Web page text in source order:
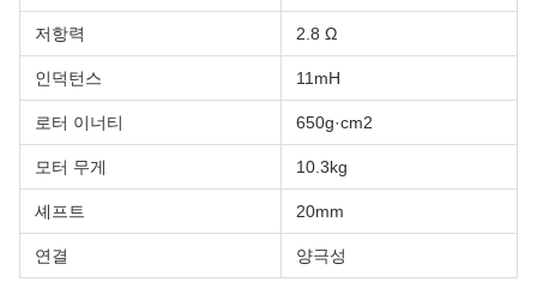
저항력 2.8 Ω
인덕턴스 11mH
로터 이너티 650g·cm2
모터 무게 10.3kg
셰프트 20mm
연결 양극성